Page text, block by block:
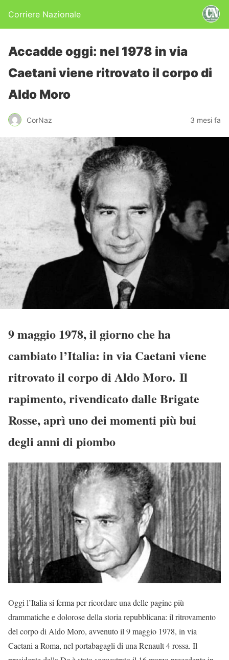
Corriere Nazionale
Accadde oggi: nel 1978 in via
Caetani viene ritrovato il corpo di
Aldo Moro
CorNaz 3 mesi fa
9 maggio 1978, il giorno che ha
cambiato l’Italia: in via Caetani viene
ritrovato il corpo di Aldo Moro. Il
rapimento, rivendicato dalle Brigate
Rosse, aprì uno dei momenti più bui
degli anni di piombo
Oggi l’Italia si ferma per ricordare una delle pagine più
drammatiche e dolorose della storia repubblicana: il ritrovamento
del corpo di Aldo Moro, avvenuto il 9 maggio 1978, in via
Caetani a Roma, nel portabagagli di una Renault 4 rossa. Il